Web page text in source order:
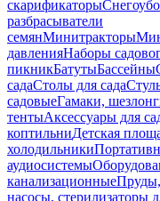
скарификаторы
разбрасыватели
семянМинитракторы
давленияНаборы
пикникБатутыБассейны
садаСтолы для сада
садовыеГамаки,
тентыАксессуары для
коптильниДетская
холодильники
аудиосистемы
канализационныеПруды,
насосы, стерилизаторы